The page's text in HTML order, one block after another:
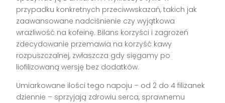
przypadku konkretnych przeciwwskazań, takich jak
zaawansowane nadciśnienie czy wyjątkowa
wrażliwość na kofeinę. Bilans korzyści i zagrożeń
zdecydowanie przemawia na korzyść kawy
rozpuszczalnej, zwłaszcza gdy sięgamy po
liofilizowaną wersję bez dodatków.
Umiarkowane ilości tego napoju – od 2 do 4 filiżanek
dziennie – sprzyjają zdrowiu serca, sprawnemu